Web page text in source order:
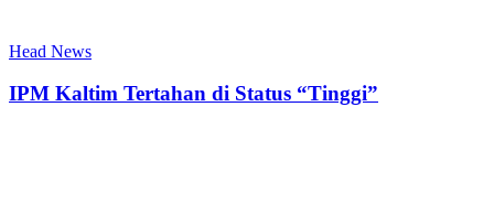
Head News
IPM Kaltim Tertahan di Status “Tinggi”